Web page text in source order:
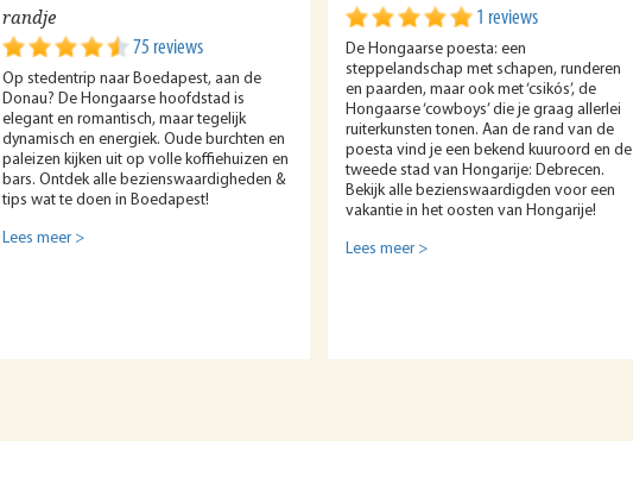
randje
75 reviews
Op stedentrip naar Boedapest, aan de
Donau? De Hongaarse hoofdstad is
elegant en romantisch, maar tegelijk
dynamisch en energiek. Oude burchten en
paleizen kijken uit op volle koffiehuizen en
bars. Ontdek alle bezienswaardigheden &
tips wat te doen in Boedapest!
Lees meer >
1 reviews
De Hongaarse poesta: een
steppelandschap met schapen, runderen
en paarden, maar ook met ‘csikós’, de
Hongaarse ‘cowboys’ die je graag allerlei
ruiterkunsten tonen. Aan de rand van de
poesta vind je een bekend kuuroord en de
tweede stad van Hongarije: Debrecen.
Bekijk alle bezienswaardigden voor een
vakantie in het oosten van Hongarije!
Lees meer >